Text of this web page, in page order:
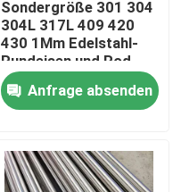
Sondergröße 301 304
304L 317L 409 420
430 1Mm Edelstahl-
Rundeisen und Rod
Anfrage absenden